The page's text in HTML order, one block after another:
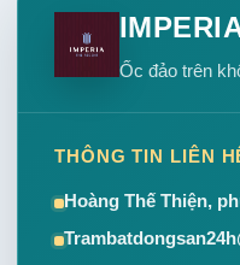
Ốc đảo trên
THÔNG TIN LIÊN
Hoàng Thế Thiện,